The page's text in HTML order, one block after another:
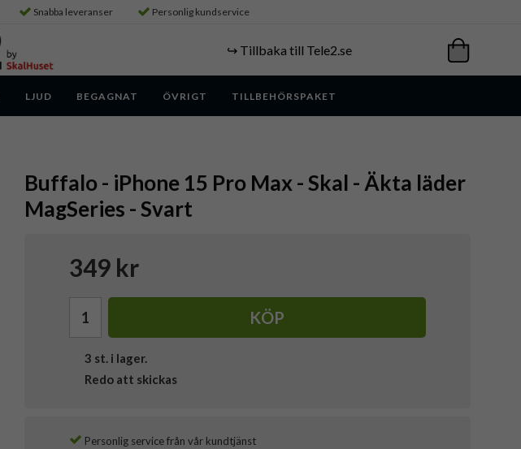
Snabba leveranser Personlig kundservice
↪️ Tillbaka till Tele2.se
LJUD BEGAGNAT ÖVRIGT TILLBEHÖRSPAKET
Buffalo - iPhone 15 Pro Max - Skal - Äkta läder
MagSeries - Svart
349 kr
KÖP
3 st. i lager.
Redo att skickas
Personlig service från vår kundtjänst